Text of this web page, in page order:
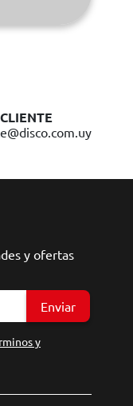
y ofertas
Enviar
y